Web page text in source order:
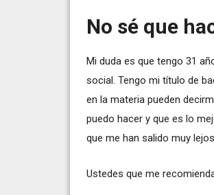
No sé que
Mi duda es que tengo 31
social. Tengo mi título de
en la materia pueden
puedo hacer y que es lo
que me han salido muy
Ustedes que me